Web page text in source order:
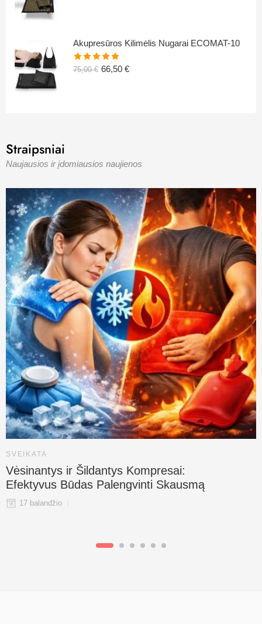
Akupresūros Kilimėlis Nugarai ECOMAT-10
Įvertinimas:
75,00€ 66,50 €
Straipsniai
Naujausios ir įdomiausios naujienos
SVEIKATA
Vėsinantys ir Šildantys Kompresai:
Efektyvus Būdas Palengvinti Skausmą
17 balandžio